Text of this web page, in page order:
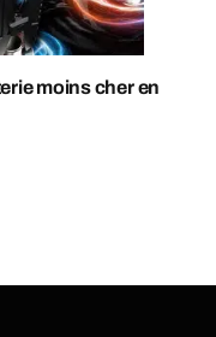
moins cher en